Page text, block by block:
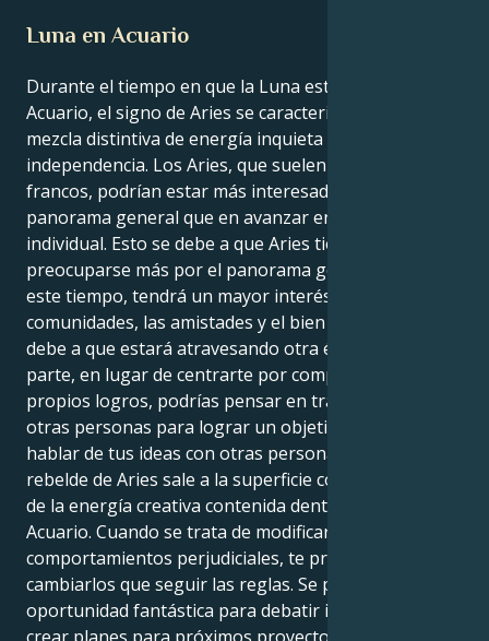
Luna en Acuario
Durante el tiempo en que la Luna está en el signo de
Acuario, el signo de Aries se caracteriza por una
mezcla distintiva de energía inquieta e
independencia. Los Aries, que suelen ser fogosos y
francos, podrían estar más interesados en el
panorama general que en avanzar en su éxito
individual. Esto se debe a que Aries tiende a
preocuparse más por el panorama general. Durante
este tiempo, tendrá un mayor interés en las
comunidades, las amistades y el bien común. Esto se
debe a que estará atravesando otra época. Por otra
parte, en lugar de centrarte por completo en tus
propios logros, podrías pensar en trabajar junto a
otras personas para lograr un objetivo común o en
hablar de tus ideas con otras personas. El lado
rebelde de Aries sale a la superficie como resultado
de la energía creativa contenida dentro de la Luna de
Acuario. Cuando se trata de modificar
comportamientos perjudiciales, te preocupa más
cambiarlos que seguir las reglas. Se presenta una
oportunidad fantástica para debatir ideas atrevidas,